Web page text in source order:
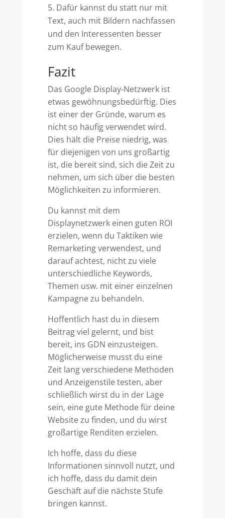
Dafür kannst du statt nur mit
Text, auch mit Bildern nachfassen
und den Interessenten besser
zum Kauf bewegen.
Fazit
Das Google Display-Netzwerk ist
etwas gewöhnungsbedürftig. Dies
ist einer der Gründe, warum es
nicht so häufig verwendet wird.
Dies hält die Preise niedrig, was
für diejenigen von uns großartig
ist, die bereit sind, sich die Zeit zu
nehmen, um sich über die besten
Möglichkeiten zu informieren.
Du kannst mit dem
Displaynetzwerk einen guten ROI
erzielen, wenn du Taktiken wie
Remarketing verwendest, und
darauf achtest, nicht zu viele
unterschiedliche Keywords,
Themen usw. mit einer einzelnen
Kampagne zu behandeln.
Hoffentlich hast du in diesem
Beitrag viel gelernt, und bist
bereit, ins GDN einzusteigen.
Möglicherweise musst du eine
Zeit lang verschiedene Methoden
und Anzeigenstile testen, aber
schließlich wirst du in der Lage
sein, eine gute Methode für deine
Website zu finden, und du wirst
großartige Renditen erzielen.
Ich hoffe, dass du diese
Informationen sinnvoll nutzt, und
ich hoffe, dass du damit dein
Geschäft auf die nächste Stufe
bringen kannst.